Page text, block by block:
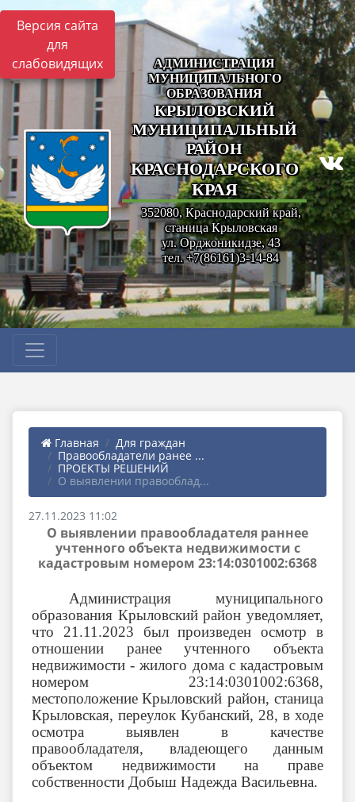
Версия сайта
для
слабовидящих
АДМИНИСТРАЦИЯ
МУНИЦИПАЛЬНОГО
ОБРАЗОВАНИЯ
КРЫЛОВСКИЙ
МУНИЦИПАЛЬНЫЙ
РАЙОН
КРАСНОДАРСКОГО
КРАЯ
352080, Краснодарский край,
станица Крыловская
ул. Орджоникидзе, 43
тел. +7(86161)3-14-84
Главная
Для граждан
Правообладатели ранее ...
ПРОЕКТЫ РЕШЕНИЙ
О выявлении правооблад...
27.11.2023 11:02
О выявлении правообладателя раннее
учтенного объекта недвижимости с
кадастровым номером 23:14:0301002:6368
Администрация муниципального
образования Крыловский район уведомляет,
что 21.11.2023 был произведен осмотр в
отношении ранее учтенного объекта
недвижимости - жилого дома с кадастровым
номером 23:14:0301002:6368,
местоположение Крыловский район, станица
Крыловская, переулок Кубанский, 28, в ходе
осмотра выявлен в качестве
правообладателя, владеющего данным
объектом недвижимости на праве
собственности Добыш Надежда Васильевна.